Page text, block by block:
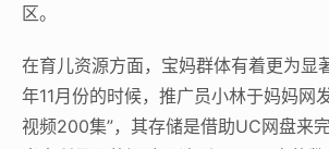
区。
在育儿资源方面，宝妈群体有着更为显
年11月份的时候，推广员小林于妈妈网
视频200集”，其存储是借助UC网盘来